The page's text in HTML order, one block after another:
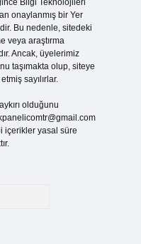
Bilgi Teknolojileri
onaylanmış bir Yer
Bu nedenle, sitedeki
veya araştırma
Ancak, üyelerimiz
taşımakta olup, siteye
sayılırlar.
olduğunu
içerikler yasal süre